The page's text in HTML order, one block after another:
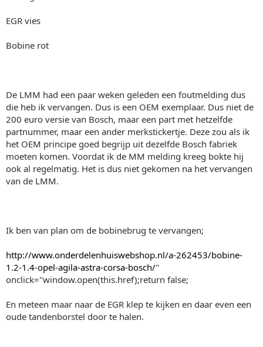
EGR vies
Bobine rot
De LMM had een paar weken geleden een foutmelding dus
die heb ik vervangen. Dus is een OEM exemplaar. Dus niet de
200 euro versie van Bosch, maar een part met hetzelfde
partnummer, maar een ander merkstickertje. Deze zou als ik
het OEM principe goed begrijp uit dezelfde Bosch fabriek
moeten komen. Voordat ik de MM melding kreeg bokte hij
ook al regelmatig. Het is dus niet gekomen na het vervangen
van de LMM.
Ik ben van plan om de bobinebrug te vervangen;
http://www.onderdelenhuiswebshop.nl/a-262453/bobine-
1.2-1.4-opel-agila-astra-corsa-bosch/"
onclick="window.open(this.href);return false;
En meteen maar naar de EGR klep te kijken en daar even een
oude tandenborstel door te halen.